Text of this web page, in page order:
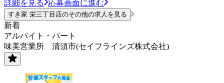
詳細を見る 応募画面に進む
すき家 栄三丁目店のその他の求人を見る
新着
アルバイト・パート
味美営業所 清須市(セイフラインズ株式会社)